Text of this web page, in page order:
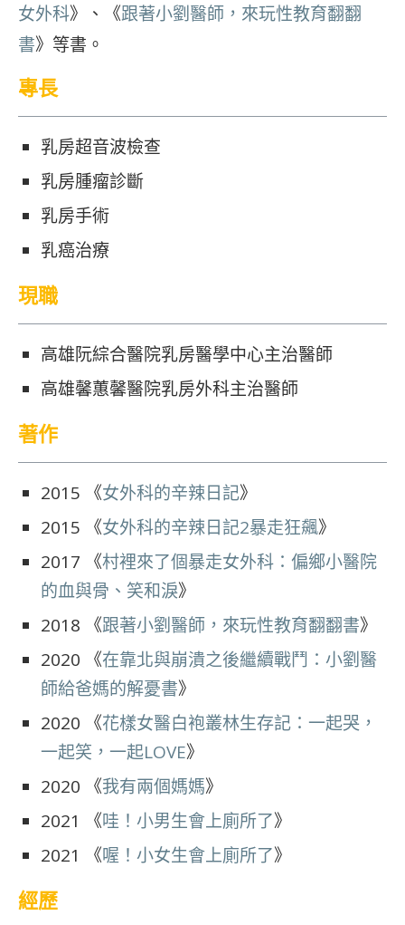
女外科》、《跟著小劉醫師，來玩性教育翻翻
書》等書。
專長
乳房超音波檢查
乳房腫瘤診斷
乳房手術
乳癌治療
現職
高雄阮綜合醫院乳房醫學中心主治醫師
高雄馨蕙馨醫院乳房外科主治醫師
著作
2015 《女外科的辛辣日記》
2015 《女外科的辛辣日記2暴走狂飆》
2017 《村裡來了個暴走女外科：偏鄉小醫院
的血與骨、笑和淚》
2018 《跟著小劉醫師，來玩性教育翻翻書》
2020 《在靠北與崩潰之後繼續戰鬥：小劉醫
師給爸媽的解憂書》
2020 《花樣女醫白袍叢林生存記：一起哭，
一起笑，一起LOVE》
2020 《我有兩個媽媽》
2021 《哇！小男生會上廁所了》
2021 《喔！小女生會上廁所了》
經歷